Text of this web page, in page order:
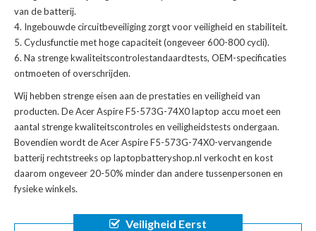
van de batterij.
Ingebouwde circuitbeveiliging zorgt voor veiligheid en stabiliteit.
Cyclusfunctie met hoge capaciteit (ongeveer 600-800 cycli).
Na strenge kwaliteitscontrolestandaardtests, OEM-specificaties
ontmoeten of overschrijden.
Wij hebben strenge eisen aan de prestaties en veiligheid van
producten. DeAcer Aspire F5-573G-74X0 laptop accu moet een
aantal strenge kwaliteitscontroles en veiligheidstests ondergaan.
Bovendien wordt deAcer Aspire F5-573G-74X0-vervangende
batterijrechtstreeks op laptopbatteryshop.nl verkocht en kost
daarom ongeveer 20-50% minder dan andere tussenpersonen en
fysieke winkels.
Veiligheid Eerst